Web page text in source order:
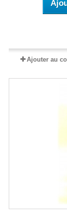
Ajouter au